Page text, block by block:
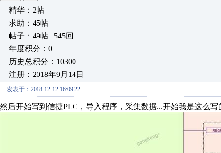
精华：2帖
求助：45帖
帖子：49帖 | 545回
年度积分：0
历史总积分：10300
注册：2018年9月14日
发表于：2018-12-12 16:09:22
然后开始写到信捷PLC，导入程序，采集数据...开始我是这么写